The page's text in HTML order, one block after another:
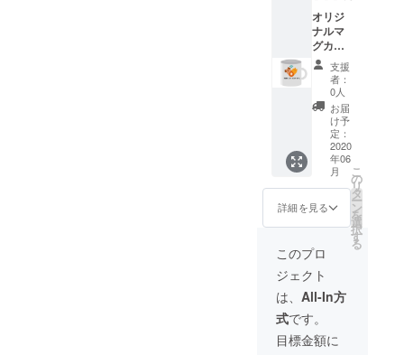
おります。
住所を
教えて
いただ
くこと
になり
ます！
他にミ
ツカル
のサイ
ト内へ
の氏名
orニッ
クネー
ムの記
載とお
もさせ
ていた
だきま
す！ ※
支援
時、必
ず備考
欄にご
オリジ
ナルマ
グカッ
プを提
供させ
てくだ
さい！
デザイ
ンは今
のとこ
ろ未定
ですが
ミツカ
ルのロ
ゴやP
ちゃん
の写真
などを
プリン
トする
予定で
す！ 他
にミツ
カルの
支援
者：
0人
お届
け予
定：
2020
年06
月
詳細を見る
こ
の
リ
タ
ー
ン
を
選
択
す
る
このプロ
ジェクト
は、 All-In方
式です。
目標金額に